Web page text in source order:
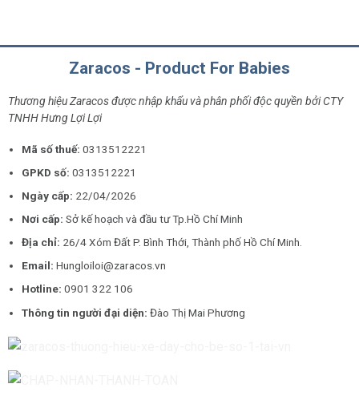
Zaracos - Product For Babies
Thương hiệu Zaracos được nhập khẩu và phân phối độc quyền bởi CTY
TNHH Hưng Lợi Lợi
Mã số thuế: 0313512221
GPKD số:0313512221
Ngày cấp: 22/04/2026
Nơi cấp:Sở kế hoạch và đầu tư Tp.Hồ Chí Minh
Địa chỉ: 26/4 Xóm Đất P. Bình Thới, Thành phố Hồ Chí Minh.
Email:Hungloiloi@zaracos.vn
Hotline:0901 322 106
Thông tin người đại diện:Đào Thị Mai Phương